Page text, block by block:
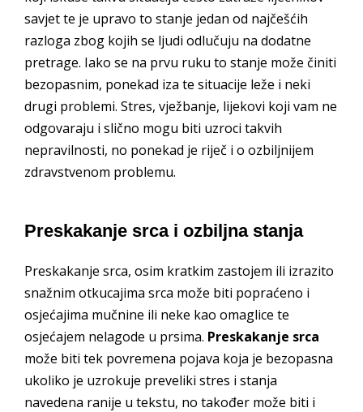
savjet te je upravo to stanje jedan od najčešćih
razloga zbog kojih se ljudi odlučuju na dodatne
pretrage. Iako se na prvu ruku to stanje može činiti
bezopasnim, ponekad iza te situacije leže i neki
drugi problemi. Stres, vježbanje, lijekovi koji vam ne
odgovaraju i slično mogu biti uzroci takvih
nepravilnosti, no ponekad je riječ i o ozbiljnijem
zdravstvenom problemu.
Preskakanje srca i ozbiljna stanja
Preskakanje srca, osim kratkim zastojem ili izrazito
snažnim otkucajima srca može biti popraćeno i
osjećajima mučnine ili neke kao omaglice te
osjećajem nelagode u prsima. Preskakanje srca
može biti tek povremena pojava koja je bezopasna
ukoliko je uzrokuje preveliki stres i stanja
navedena ranije u tekstu, no također može biti i